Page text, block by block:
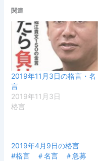
関連
2019年11月3日の格言・名
言
2019年11月3日
格言
2019年4月9日の格言
#格言 ＃名言 ＃急募